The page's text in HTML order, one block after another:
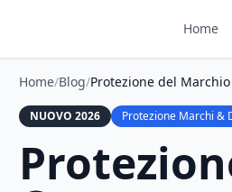
Home
Home/Blog/Protezione del
NUOVO 2026 Protezione Marchi &